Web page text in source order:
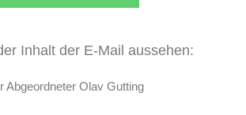
Inhalt der E-Mail aussehen:
Abgeordneter Olav Gutting